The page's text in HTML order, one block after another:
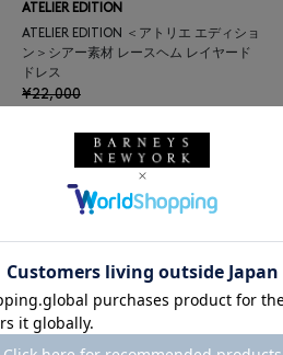
ATELIER EDITION
ATELIER EDITION ＜アトリエ エディショ
ン＞シアー素材 レースヘム レイヤード
ドレス
¥22,000